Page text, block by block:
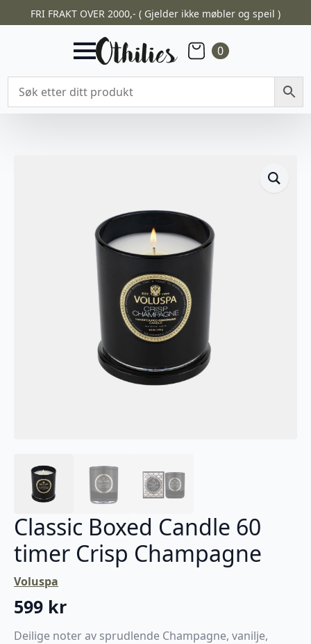
FRI FRAKT OVER 2000,- ( Gjelder ikke møbler og speil )
0
Classic Boxed Candle 60
timer Crisp Champagne
Voluspa
599 kr
Deilige noter av sprudlende Champagne, vanilje,